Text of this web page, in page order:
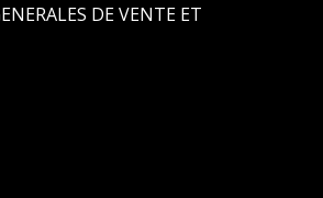
DE VENTE ET